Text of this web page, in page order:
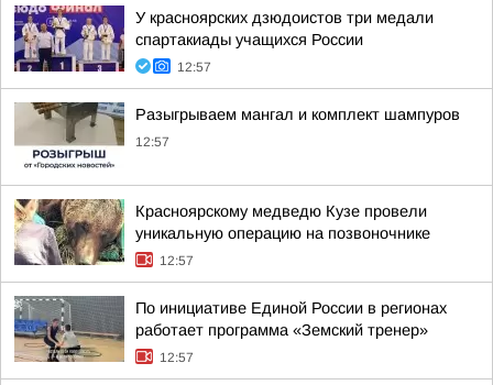
У красноярских дзюдоистов три медали
спартакиады учащихся России
12:57
Разыгрываем мангал и комплект шампуров
12:57
Красноярскому медведю Кузе провели
уникальную операцию на позвоночнике
12:57
По инициативе Единой России в регионах
работает программа «Земский тренер»
12:57